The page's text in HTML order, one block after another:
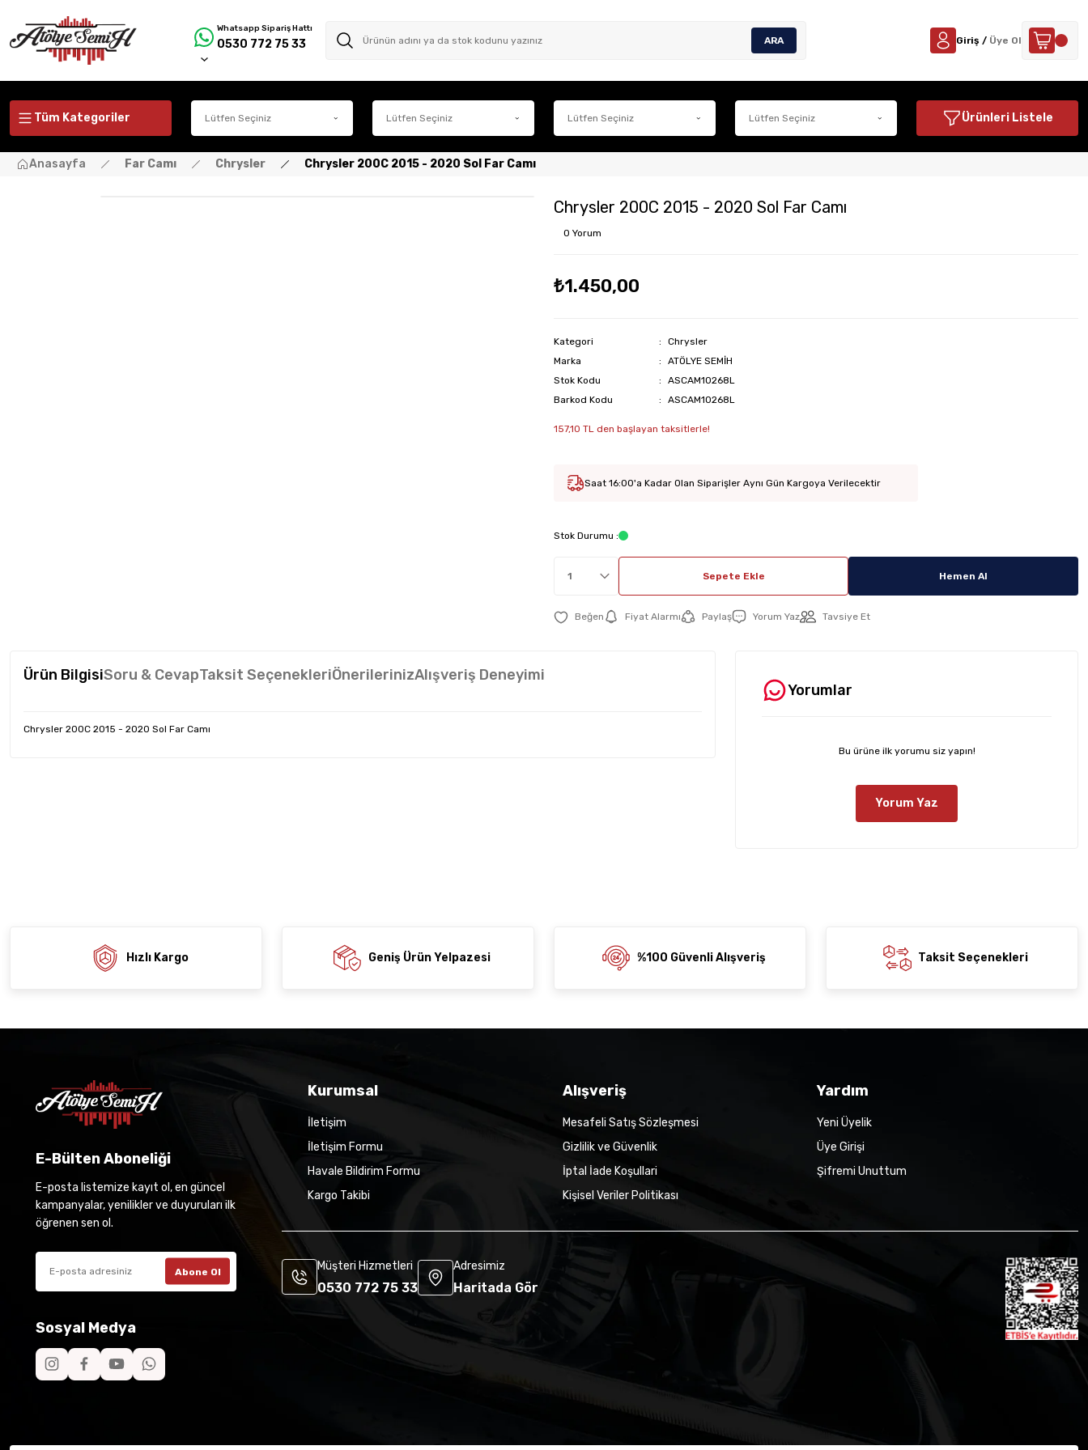
Whatsapp Sipariş Hattı
0530 772 75 33 ARA Giriş / Üye Ol
Tüm Kategoriler Ürünleri Listele
Anasayfa Far Camı Chrysler Chrysler 200C 2015 - 2020 Sol Far Camı
Chrysler 200C 2015 - 2020 Sol Far Camı
0 Yorum
₺1.450,00
Kategori
Chrysler
Marka
ATÖLYE SEMİH
Stok Kodu
ASCAM10268L
Barkod Kodu
ASCAM10268L
157,10 TL den başlayan taksitlerle!
Saat 16:00'a Kadar Olan Siparişler Aynı Gün Kargoya Verilecektir
Stok Durumu :
Sepete Ekle Hemen Al
Fiyat Alarmı Paylaş Yorum Yaz Tavsiye Et
Ürün BilgisiSoru & CevapTaksit SeçenekleriÖnerilerinizAlışveriş Deneyimi
Chrysler 200C 2015 - 2020 Sol Far Camı
Gönder
Yorumlar
Bu ürüne ilk yorumu siz yapın!
Yorum Yaz
Hızlı Kargo Geniş Ürün Yelpazesi %100 Güvenli Alışveriş Taksit Seçenekleri
E-Bülten Aboneliği
E-posta listemize kayıt ol, en güncel
kampanyalar, yenilikler ve duyuruları ilk
öğrenen sen ol.
Abone Ol
Sosyal Medya
Kurumsal
İletişim
İletişim Formu
Havale Bildirim Formu
Kargo Takibi
Alışveriş
Mesafeli Satış Sözleşmesi
Gizlilik ve Güvenlik
İptal İade Koşullari
Kişisel Veriler Politikası
Yardım
Yeni Üyelik
Üye Girişi
Şifremi Unuttum
Müşteri Hizmetleri
0530 772 75 33
Adresimiz
Haritada Gör